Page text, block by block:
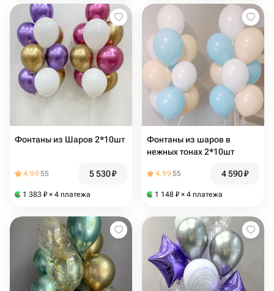
Фонтаны из Шаров 2*10шт
4.9955 5 530₽
1 383 ₽ × 4 платежа
Фонтаны из шаров в
нежных тонах 2*10шт
4.9955 4 590₽
1 148 ₽ × 4 платежа